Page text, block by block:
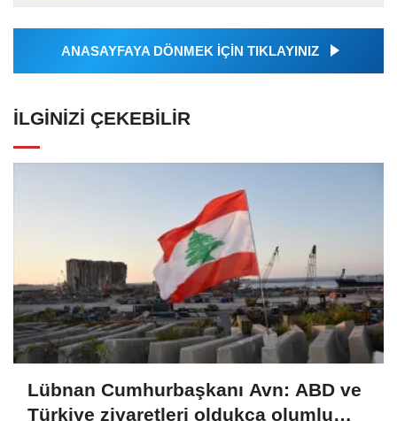
Ajansı tarafından...
ANASAYFAYA DÖNMEK İÇİN TIKLAYINIZ
İLGINIZI ÇEKEBILIR
Lübnan Cumhurbaşkanı Avn: ABD ve
Türkiye ziyaretleri oldukça olumlu